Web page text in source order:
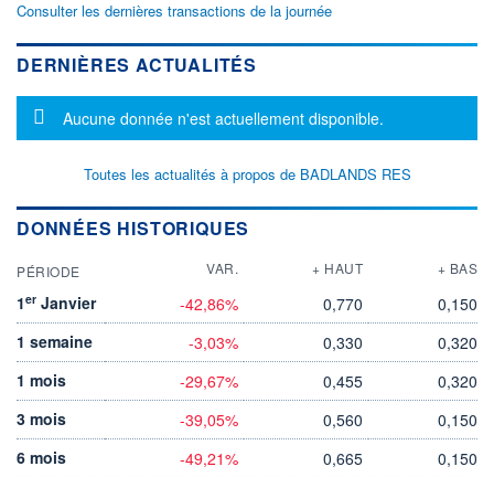
Consulter les dernières transactions de la journée
DERNIÈRES ACTUALITÉS
Message d'information
Aucune donnée n'est actuellement disponible.
Toutes les actualités à propos de BADLANDS RES
DONNÉES HISTORIQUES
PÉRIODE VAR. + HAUT + BAS
1er Janvier -42,86% 0,770
0,150
1 semaine
-3,03% 0,330
0,320
1 mois
-29,67% 0,455
0,320
3 mois
-39,05% 0,560
0,150
6 mois
-49,21% 0,665
0,150